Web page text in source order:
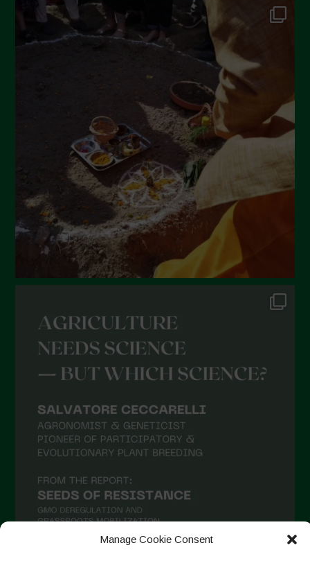
Manage Cookie Consent
Ottobre 2022
Settembre 2022
Aprile 2022
Marzo 2022
Febbraio 2022
Gennaio 2022
Dicembre 2021
Novembre 2021
Settembre 2021
Agosto 2021
Luglio 2021
Aprile 2021
Febbraio 2021
Gennaio 2021